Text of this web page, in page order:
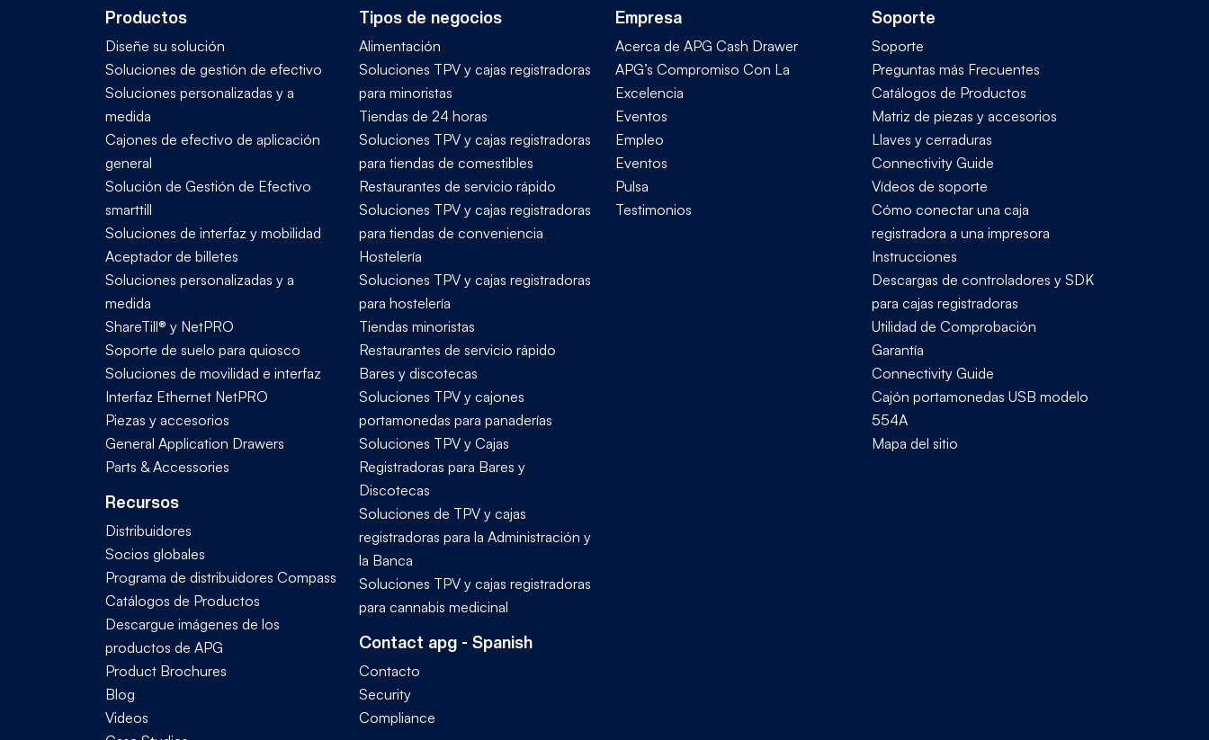
Productos
Diseñe su solución
Soluciones de gestión de efectivo
Soluciones personalizadas y a
medida
Cajones de efectivo de aplicación
general
Solución de Gestión de Efectivo
smarttill
Soluciones de interfaz y mobilidad
Aceptador de billetes
Soluciones personalizadas y a
medida
ShareTill® y NetPRO
Soporte de suelo para quiosco
Soluciones de movilidad e interfaz
Interfaz Ethernet NetPRO
Piezas y accesorios
General Application Drawers
Parts & Accessories
Recursos
Distribuidores
Socios globales
Programa de distribuidores Compass
Catálogos de Productos
Descargue imágenes de los
productos de APG
Product Brochures
Blog
Videos
Tipos de negocios
Alimentación
Soluciones TPV y cajas registradoras
para minoristas
Tiendas de 24 horas
Soluciones TPV y cajas registradoras
para tiendas de comestibles
Restaurantes de servicio rápido
Soluciones TPV y cajas registradoras
para tiendas de conveniencia
Hostelería
Soluciones TPV y cajas registradoras
para hostelería
Tiendas minoristas
Restaurantes de servicio rápido
Bares y discotecas
Soluciones TPV y cajones
portamonedas para panaderías
Soluciones TPV y Cajas
Registradoras para Bares y
Discotecas
Soluciones de TPV y cajas
registradoras para la Administración y
la Banca
Soluciones TPV y cajas registradoras
para cannabis medicinal
Contact apg - Spanish
Contacto
Security
Compliance
Empresa
Acerca de APG Cash Drawer
APG’s Compromiso Con La
Excelencia
Eventos
Empleo
Eventos
Pulsa
Testimonios
Soporte
Soporte
Preguntas más Frecuentes
Catálogos de Productos
Matriz de piezas y accesorios
Llaves y cerraduras
Connectivity Guide
Vídeos de soporte
Cómo conectar una caja
registradora a una impresora
Instrucciones
Descargas de controladores y SDK
para cajas registradoras
Utilidad de Comprobación
Garantía
Connectivity Guide
Cajón portamonedas USB modelo
554A
Mapa del sitio